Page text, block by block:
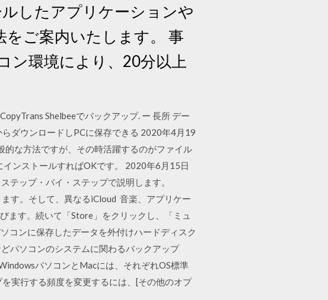
したアプリケーションや
ご案内いたします。 事
ン環境により、20分以上
Shelbeeでバックアップ. ー 長所 デー
ダウンロードしPCに保存できる 2020年4月19
な方法ですが、その時活躍するのがファイル
ンストールすればOKです。 2020年6月15日
テップ・バイ・ステップで説明します。
す。そして、異なるiCloud 音楽、アプリケー
ます。続いて「Store」をクリックし、「ミュ
コンに保存したデータを外付けハードディスク
パソコンのシステムに関わるバックアップ
パソコンとMacには、それぞれOS標準
実行する頻度を変更するには、[その他のオプ